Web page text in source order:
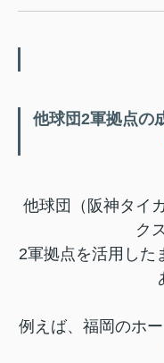
他球団2軍拠点の
他球団（阪神タイ
ク
2軍拠点を活用した
例えば、福岡のホ